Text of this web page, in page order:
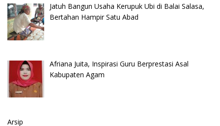
Jatuh Bangun Usaha Kerupuk Ubi di Balai Salasa,
Bertahan Hampir Satu Abad
Afriana Juita, Inspirasi Guru Berprestasi Asal
Kabupaten Agam
Arsip